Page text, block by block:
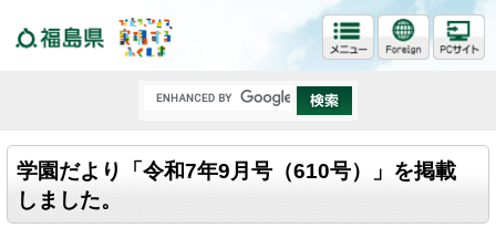
学園だより「令和7年9月号（610号）」を掲載
しました。